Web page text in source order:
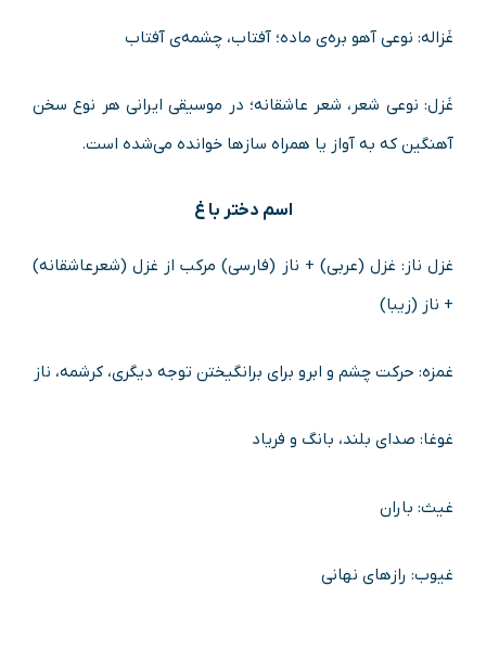
غَزاله: نوعی آهو بره‌ی ماده؛ آفتاب، چشمه‌ی آفتاب
غَزل: نوعی شعر، شعر عاشقانه؛ در موسیقی ایرانی هر نوع سخن
آهنگین که به آواز یا همراه سازها خوانده می‌شده است.
اسم دختر با غ
غزل ناز: غزل (عربی) + ناز (فارسی) مرکب از غزل (شعرعاشقانه)
+ ناز (زیبا)
غمزه: حرکت چشم و ابرو برای برانگیختن توجه دیگری، کرشمه، ناز
غوغا: صدای بلند، بانگ و فریاد
غیث: باران
غیوب: رازهای نهانی